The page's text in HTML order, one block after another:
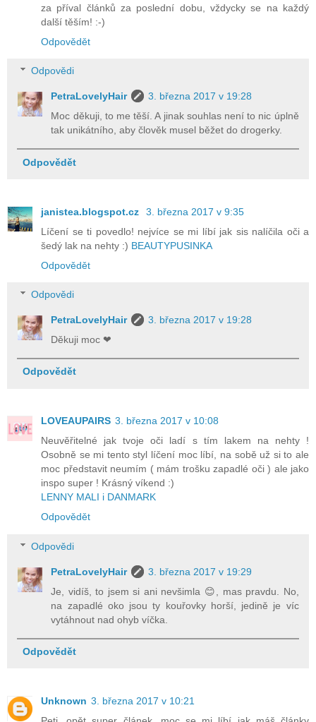
za příval článků za poslední dobu, vždycky se na každý
další těším! :-)
Odpovědět
Odpovědi
PetraLovelyHair
3. března 2017 v 19:28
Moc děkuji, to me těší. A jinak souhlas není to nic úplně
tak unikátního, aby člověk musel běžet do drogerky.
Odpovědět
janistea.blogspot.cz
3. března 2017 v 9:35
Líčení se ti povedlo! nejvíce se mi líbí jak sis nalíčila oči a
šedý lak na nehty :) BEAUTYPUSINKA
Odpovědět
Odpovědi
PetraLovelyHair
3. března 2017 v 19:28
Děkuji moc ❤
Odpovědět
LOVEAUPAIRS 3. března 2017 v 10:08
Neuvěřitelné jak tvoje oči ladí s tím lakem na nehty !
Osobně se mi tento styl líčení moc líbí, na sobě už si to ale
moc představit neumím ( mám trošku zapadlé oči ) ale jako
inspo super ! Krásný víkend :)
LENNY MALI i DANMARK
Odpovědět
Odpovědi
PetraLovelyHair
3. března 2017 v 19:29
Je, vidíš, to jsem si ani nevšimla 😊, mas pravdu. No,
na zapadlé oko jsou ty kouřovky horší, jedině je víc
vytáhnout nad ohyb víčka.
Odpovědět
Unknown 3. března 2017 v 10:21